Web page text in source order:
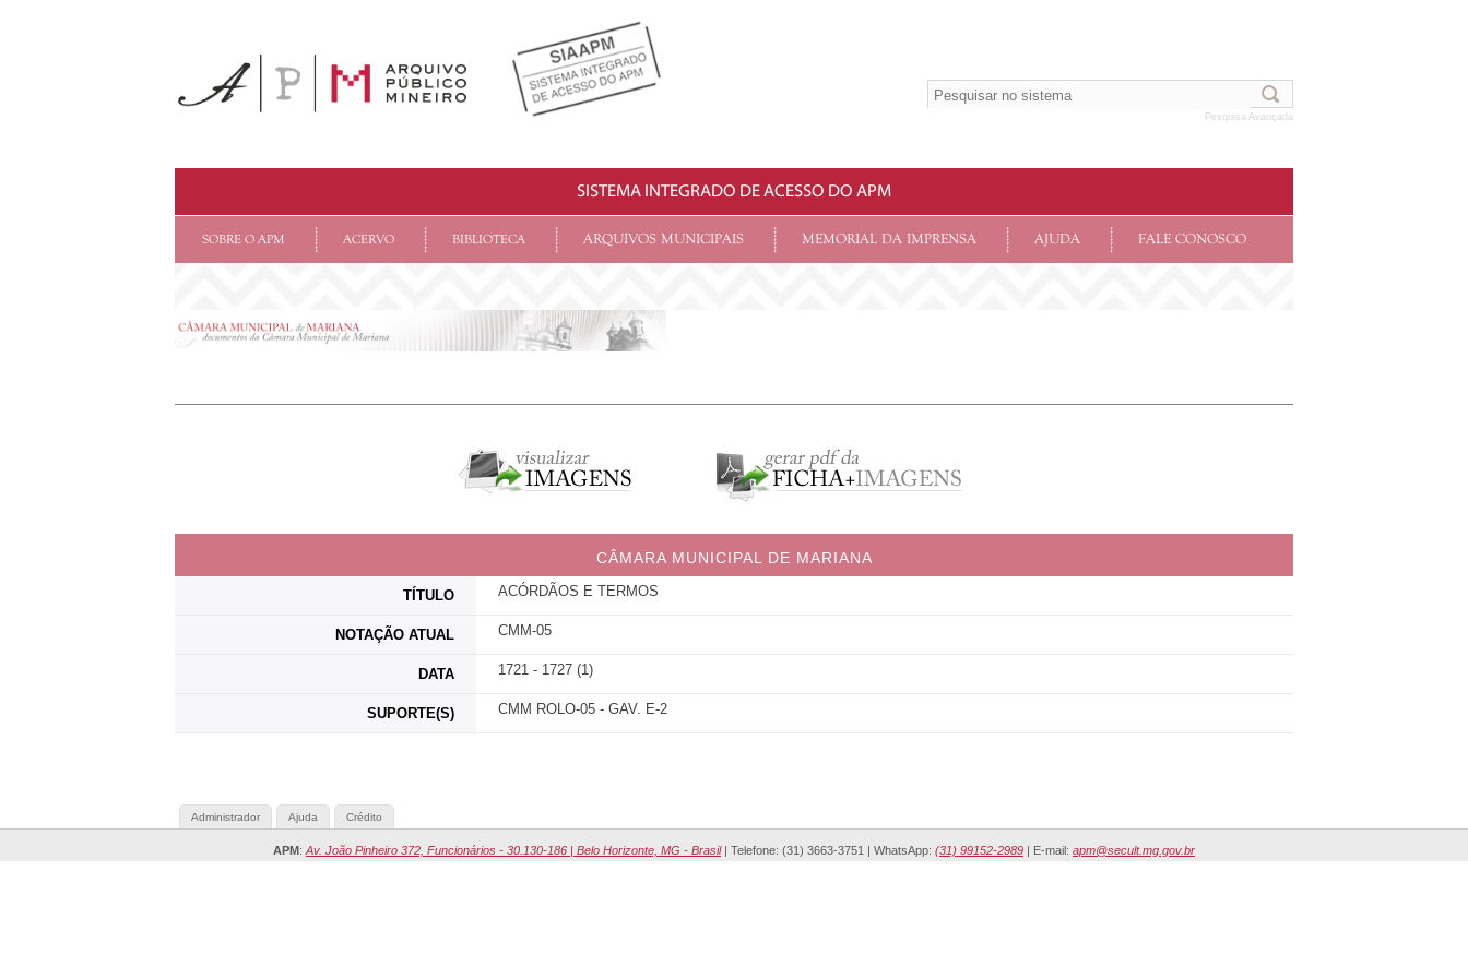
Pesquisa Avançada
SISTEMA INTEGRADO DE ACESSO DO APM
SOBRE O APM ACERVO BIBLIOTECA ARQUIVOS MUNICIPAIS MEMORIAL DA IMPRENSA AJUDA FALE CONOSCO
CÂMARA MUNICIPAL DE MARIANA
TÍTULO ACÓRDÃOS E TERMOS
NOTAÇÃO ATUAL CMM-05
DATA 1721 - 1727 (1)
SUPORTE(S) CMM ROLO-05 - GAV. E-2
Administrador Ajuda Crédito
APM: Av. João Pinheiro 372, Funcionários - 30.130-186 | Belo Horizonte, MG - Brasil| Telefone: (31) 3663-3751 | WhatsApp: (31) 99152-2989 | E-mail: apm@secult.mg.gov.br